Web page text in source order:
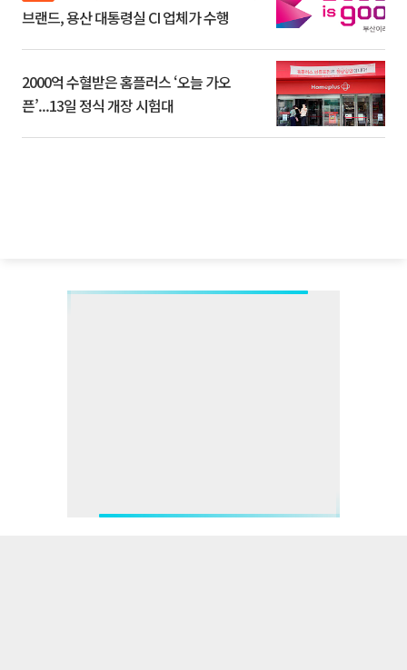
브랜드, 용산 대통령실 CI 업체가 수행
2000억 수혈받은 홈플러스 ‘오늘 가오
픈’...13일 정식 개장 시험대